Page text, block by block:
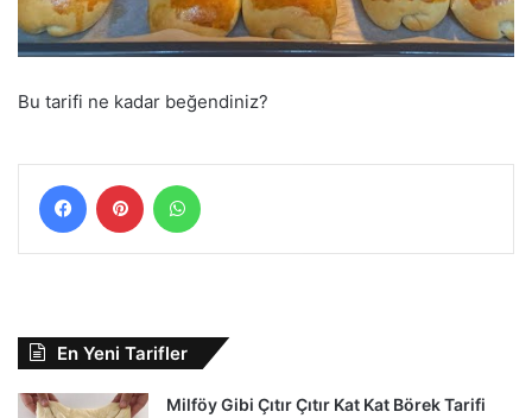
Bu tarifi ne kadar beğendiniz?
FacebookPinterest
En Yeni Tarifler
Milföy Gibi Çıtır Çıtır Kat Kat Börek Tarifi